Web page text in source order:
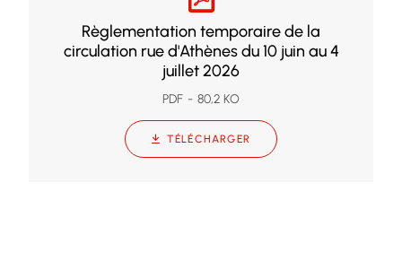
Règlementation temporaire de la
circulation rue d'Athènes du 10 juin au 4
juillet 2026
PDF 80,2 KO
TÉLÉCHARGER